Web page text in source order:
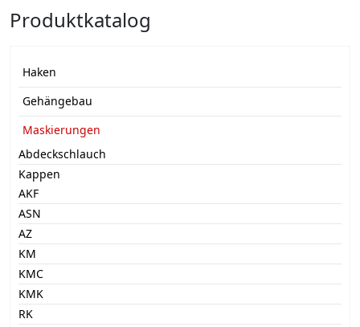
Produktkatalog
Haken
Gehängebau
Maskierungen
Abdeckschlauch
Kappen
AKF
ASN
AZ
KM
KMC
KMK
RK